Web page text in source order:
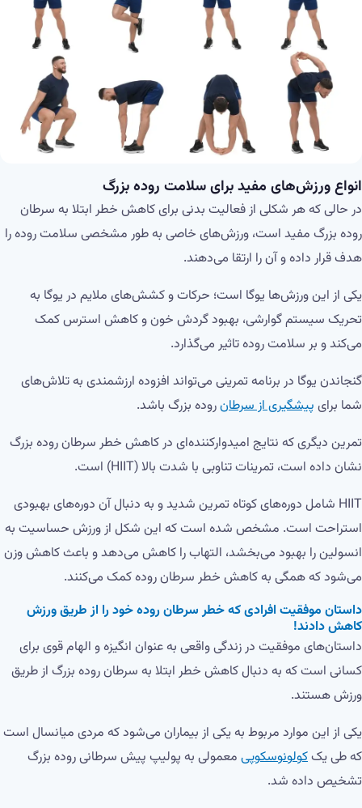
انواع ورزش‌های مفید برای سلامت روده بزرگ
در حالی که هر شکلی از فعالیت بدنی برای کاهش خطر ابتلا به سرطان
روده بزرگ مفید است، ورزش‌های خاصی به طور مشخصی سلامت روده را
هدف قرار داده و آن را ارتقا می‌دهند.
یکی از این ورزش‌ها یوگا است؛ حرکات و کشش‌های ملایم در یوگا به
تحریک سیستم گوارشی، بهبود گردش خون و کاهش استرس کمک
می‌کند و بر سلامت روده تاثیر می‌گذارد.
گنجاندن یوگا در برنامه تمرینی می‌تواند افزوده ارزشمندی به تلاش‌های
شما برای پیشگیری از سرطانروده بزرگ باشد.
تمرین دیگری که نتایج امیدوارکننده‌ای در کاهش خطر سرطان روده بزرگ
نشان داده است، تمرینات تناوبی با شدت بالا (HIIT) است.
HIIT شامل دوره‌های کوتاه تمرین شدید و به دنبال آن دوره‌های بهبودی
استراحت است. مشخص شده است که این شکل از ورزش حساسیت به
انسولین را بهبود می‌بخشد، التهاب را کاهش می‌دهد و باعث کاهش وزن
می‌شود که همگی به کاهش خطر سرطان روده کمک می‌کنند.
داستان موفقیت افرادی که خطر سرطان روده خود را از طریق ورزش
کاهش دادند!
داستان‌های موفقیت در زندگی واقعی به عنوان انگیزه و الهام قوی برای
کسانی است که به دنبال کاهش خطر ابتلا به سرطان روده بزرگ از طریق
ورزش هستند.
یکی از این موارد مربوط به یکی از بیماران می‌شود که مردی میانسال است
که طی یککولونوسکوپی معمولی به پولیپ پیش سرطانی روده بزرگ
تشخیص داده شد.